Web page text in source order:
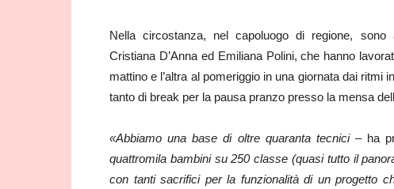
Nella circostanza, nel capoluogo di regione,
Cristiana D’Anna ed Emiliana Polini, che hanno
mattino e l’altra al pomeriggio in una giornata dai
tanto di break per la pausa pranzo presso la mensa
«Abbiamo una base di oltre quaranta tecnici –ha
quattromila bambini su 250 classe (quasi tutto il
con tanti sacrifici per la funzionalità di un progetto